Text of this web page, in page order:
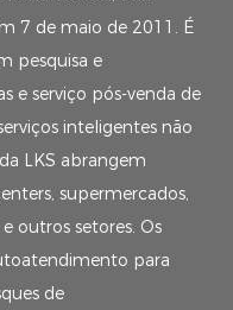
7 de maio de 2011. É
pesquisa e
e serviço pós-venda de
inteligentes não
LKS abrangem
supermercados,
outros setores. Os
para
de